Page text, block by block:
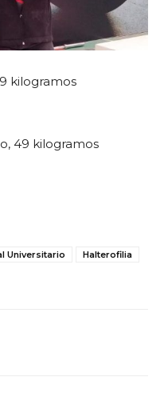
kilogramos
49 kilogramos
Universitario
Halterofilia